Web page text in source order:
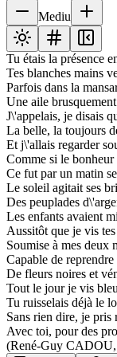
Mediu
Tu étais la présence
Tes blanches mains
Parfois dans la
Une aile
J\'appelais, je disais
La belle, la toujours
Et j\'allais regarder
Comme si le
Ce fut par un matin
Le soleil agitait ses
Des peuplades
Les enfants avaient
Aussitôt que je vis
Soumise à mes deux
Capable de
De fleurs noires et
Tout le jour je vis
Tu ruisselais déjà le
Sans rien dire, je pris
Avec toi, pour des
(René-Guy CADOU,